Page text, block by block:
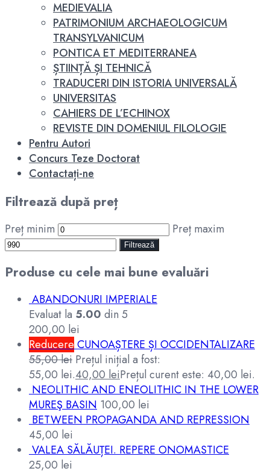
MEDIEVALIA
PATRIMONIUM ARCHAEOLOGICUM
TRANSYLVANICUM
PONTICA ET MEDITERRANEA
ȘTIINȚĂ ȘI TEHNICĂ
TRADUCERI DIN ISTORIA UNIVERSALĂ
UNIVERSITAS
CAHIERS DE L’ECHINOX
REVISTE DIN DOMENIUL FILOLOGIE
Pentru Autori
Concurs Teze Doctorat
Contactați-ne
Filtrează după preț
Preț minim Preț maxim
Filtrează
Produse cu cele mai bune evaluări
ABANDONURI IMPERIALE
Evaluat la 5.00 din 5
200,00 lei
Reducere CUNOAȘTERE ȘI OCCIDENTALIZARE
55,00lei Prețul inițial a fost:
55,00 lei.40,00 leiPrețul curent este: 40,00 lei.
NEOLITHIC AND ENEOLITHIC IN THE LOWER
MUREŞ BASIN 100,00 lei
BETWEEN PROPAGANDA AND REPRESSION
45,00 lei
VALEA SĂLĂUȚEI. REPERE ONOMASTICE
25,00 lei